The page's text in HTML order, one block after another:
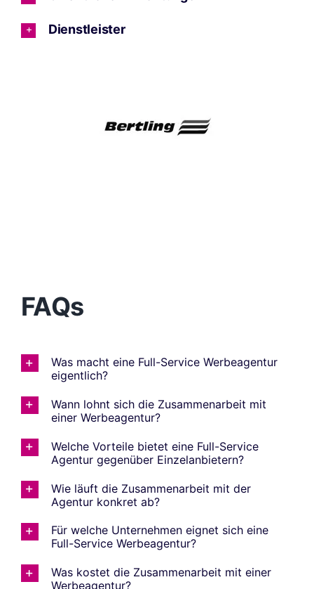
Dienstleister
FAQs
Was macht eine Full-Service Werbeagentur
eigentlich?
Wann lohnt sich die Zusammenarbeit mit
einer Werbeagentur?
Welche Vorteile bietet eine Full-Service
Agentur gegenüber Einzelanbietern?
Wie läuft die Zusammenarbeit mit der
Agentur konkret ab?
Für welche Unternehmen eignet sich eine
Full-Service Werbeagentur?
Was kostet die Zusammenarbeit mit einer
Werbeagentur?